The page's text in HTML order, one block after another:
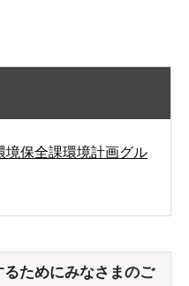
境保全課環境計画グル
ためにみなさまのご